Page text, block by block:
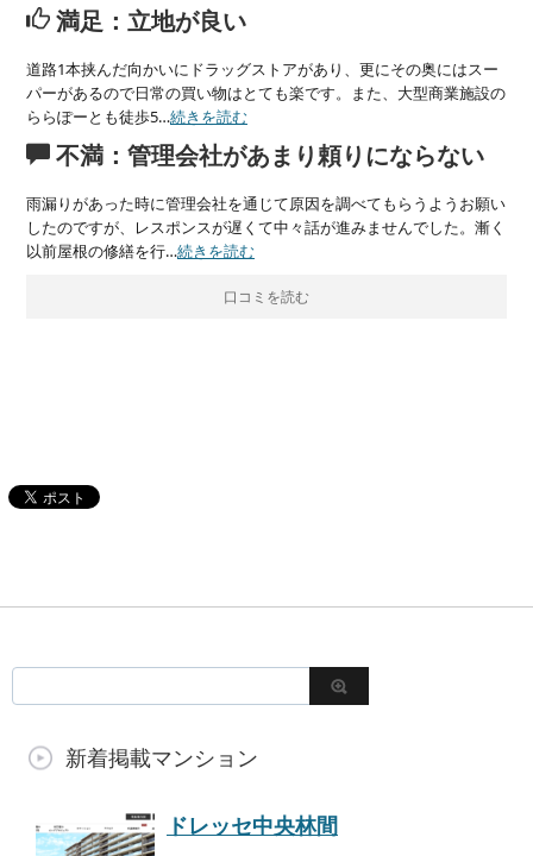
満足：立地が良い
道路1本挟んだ向かいにドラッグストアがあり、更にその奥にはスー
パーがあるので日常の買い物はとても楽です。また、大型商業施設の
ららぽーとも徒歩5…続きを読む
不満：管理会社があまり頼りにならない
雨漏りがあった時に管理会社を通じて原因を調べてもらうようお願い
したのですが、レスポンスが遅くて中々話が進みませんでした。漸く
以前屋根の修繕を行…続きを読む
口コミを読む
新着掲載マンション
ドレッセ中央林間